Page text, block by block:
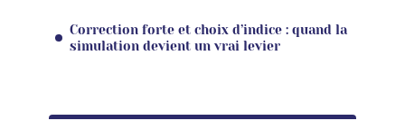
Correction forte et choix d’indice : quand la
simulation devient un vrai levier